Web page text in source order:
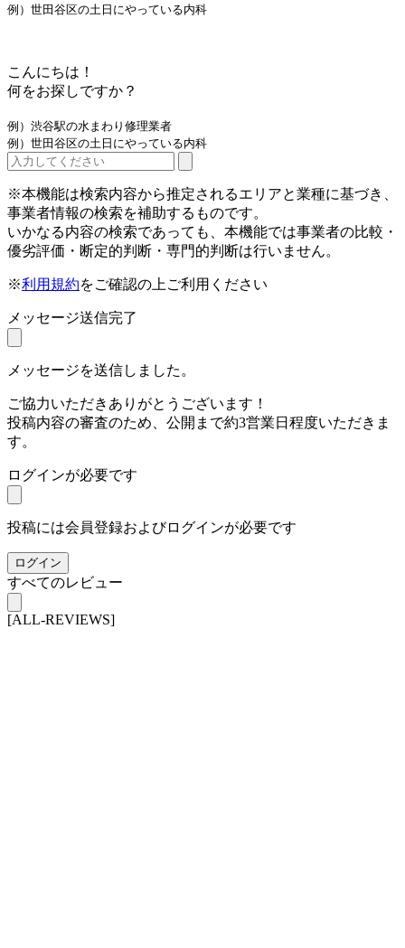
例）世田谷区の土日にやっている内科
こんにちは！
何をお探しですか？
例）渋谷駅の水まわり修理業者
例）世田谷区の土日にやっている内科
※本機能は検索内容から推定されるエリアと業種に基づき、
事業者情報の検索を補助するものです。
いかなる内容の検索であっても、本機能では事業者の比較・
優劣評価・断定的判断・専門的判断は行いません。
※利用規約をご確認の上ご利用ください
メッセージ送信完了
メッセージを送信しました。
ご協力いただきありがとうございます！
投稿内容の審査のため、公開まで約3営業日程度いただきま
す。
ログインが必要です
投稿には会員登録およびログインが必要です
ログイン
すべてのレビュー
[ALL-REVIEWS]